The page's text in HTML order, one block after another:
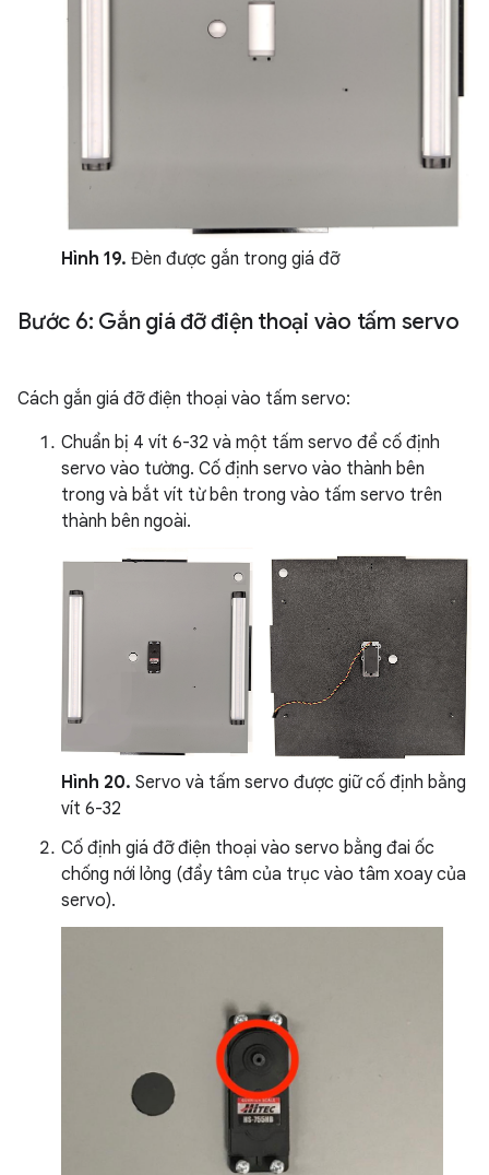
Hình 19. Đèn được gắn trong giá đỡ
Bước 6: Gắn giá đỡ điện thoại vào tấm servo
Cách gắn giá đỡ điện thoại vào tấm servo:
Chuẩn bị 4 vít 6-32 và một tấm servo để cố định
servo vào tường. Cố định servo vào thành bên
trong và bắt vít từ bên trong vào tấm servo trên
thành bên ngoài.
Hình 20. Servo và tấm servo được giữ cố định bằng
vít 6-32
Cố định giá đỡ điện thoại vào servo bằng đai ốc
chống nới lỏng (đẩy tâm của trục vào tâm xoay của
servo).